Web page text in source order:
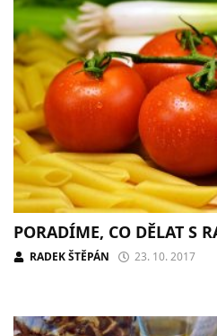
PORADÍME, CO DĚLAT S
RADEK ŠTĚPÁN 23. 10. 2017